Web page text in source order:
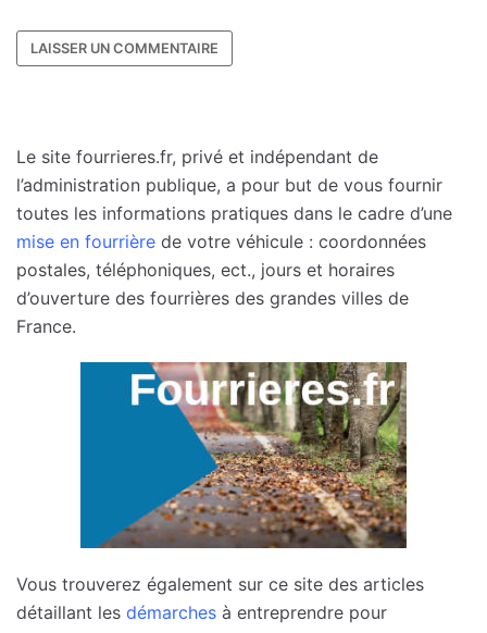
Le site fourrieres.fr, privé et indépendant de
l’administration publique, a pour but de vous fournir
toutes les informations pratiques dans le cadre d’une
mise en fourrière de votre véhicule : coordonnées
postales, téléphoniques, ect., jours et horaires
d’ouverture des fourrières des grandes villes de
France.
Vous trouverez également sur ce site des articles
détaillant les démarches à entreprendre pour